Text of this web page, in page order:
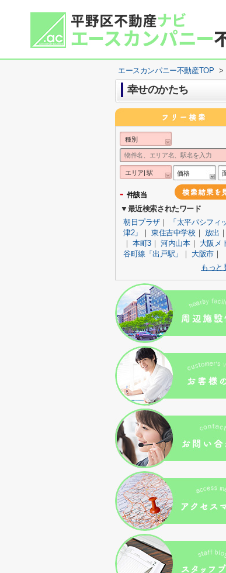
エースカンパニー不動産TOP >
幸せのかたち
種別
エリア| 駅 価格
- 件該当
▼最近検索されたワード
朝日プラザ ｜
「太平パシフィ
津2」
｜東住吉中学校 ｜ 放出
｜本町3 ｜河内山本｜ 大阪メ
谷町線「出戸駅」
｜ 大阪市｜
もっと